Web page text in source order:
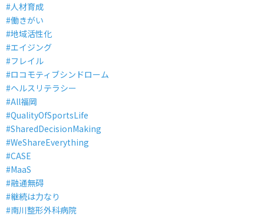
#人材育成
#働きがい
#地域活性化
#エイジング
#フレイル
#ロコモティブシンドローム
#ヘルスリテラシー
#All福岡
#QualityOfSportsLife
#SharedDecisionMaking
#WeShareEverything
#CASE
#MaaS
#融通無碍
#継続は力なり
#南川整形外科病院